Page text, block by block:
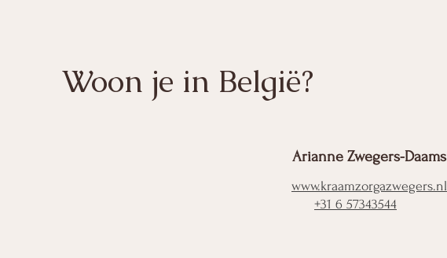
Woon je in België?
Arianne Zwegers-Daams
www.kraamzorgazwegers.nl
+31 6 57343544